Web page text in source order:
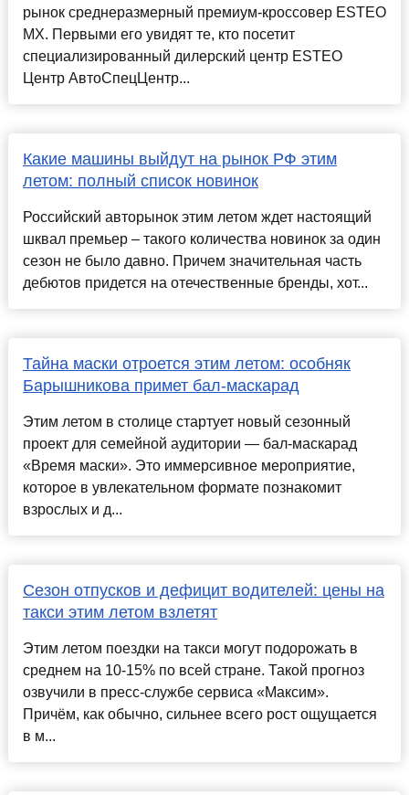
рынок среднеразмерный премиум-кроссовер ESTEO
MX. Первыми его увидят те, кто посетит
специализированный дилерский центр ESTEO
Центр АвтоСпецЦентр...
Какие машины выйдут на рынок РФ этим
летом: полный список новинок
Российский авторынок этим летом ждет настоящий
шквал премьер – такого количества новинок за один
сезон не было давно. Причем значительная часть
дебютов придется на отечественные бренды, хот...
Тайна маски отроется этим летом: особняк
Барышникова примет бал-маскарад
Этим летом в столице стартует новый сезонный
проект для семейной аудитории — бал-маскарад
«Время маски». Это иммерсивное мероприятие,
которое в увлекательном формате познакомит
взрослых и д...
Сезон отпусков и дефицит водителей: цены на
такси этим летом взлетят
Этим летом поездки на такси могут подорожать в
среднем на 10-15% по всей стране. Такой прогноз
озвучили в пресс-службе сервиса «Максим».
Причём, как обычно, сильнее всего рост ощущается
в м...